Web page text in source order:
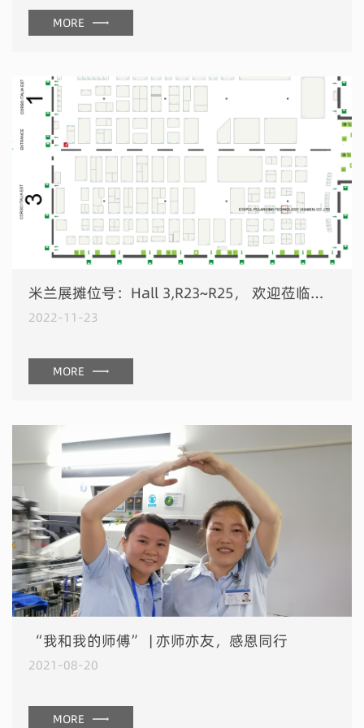
MORE
米兰展摊位号：Hall 3,R23~R25， 欢迎莅临指导交流!
2022-11-23
MORE
“我和我的师傅” | 亦师亦友，感恩同行
2021-08-20
MORE